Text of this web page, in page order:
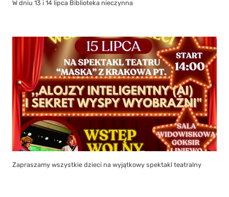
W dniu 13 i 14 lipca Biblioteka nieczynna
Zapraszamy wszystkie dzieci na wyjątkowy spektakl teatralny